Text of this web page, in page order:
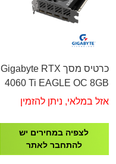
כרטיס מסך Gigabyte RTX
4060 Ti EAGLE OC 8GB
אזל במלאי, ניתן להזמין
לצפיה במחירים יש
להתחבר לאתר